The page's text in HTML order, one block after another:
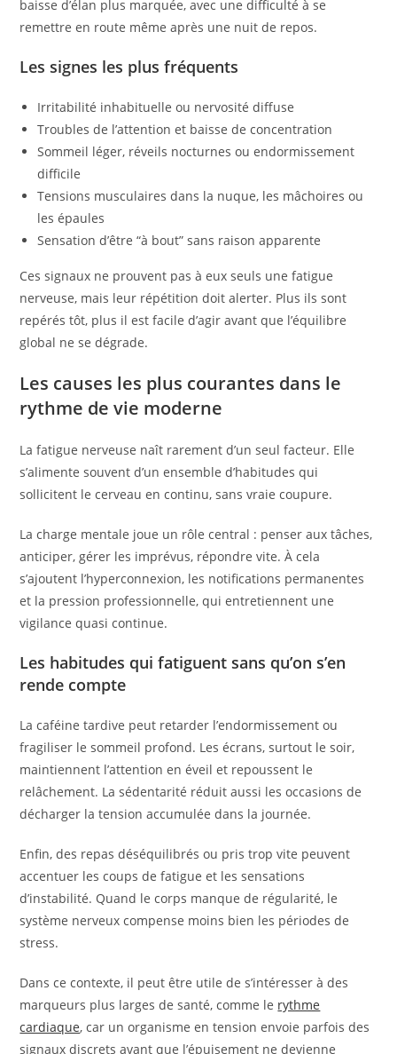
baisse d’élan plus marquée, avec une difficulté à se
remettre en route même après une nuit de repos.
Les signes les plus fréquents
Irritabilité inhabituelle ou nervosité diffuse
Troubles de l’attention et baisse de concentration
Sommeil léger, réveils nocturnes ou endormissement
difficile
Tensions musculaires dans la nuque, les mâchoires ou
les épaules
Sensation d’être “à bout” sans raison apparente
Ces signaux ne prouvent pas à eux seuls une fatigue
nerveuse, mais leur répétition doit alerter. Plus ils sont
repérés tôt, plus il est facile d’agir avant que l’équilibre
global ne se dégrade.
Les causes les plus courantes dans le
rythme de vie moderne
La fatigue nerveuse naît rarement d’un seul facteur. Elle
s’alimente souvent d’un ensemble d’habitudes qui
sollicitent le cerveau en continu, sans vraie coupure.
La charge mentale joue un rôle central : penser aux tâches,
anticiper, gérer les imprévus, répondre vite. À cela
s’ajoutent l’hyperconnexion, les notifications permanentes
et la pression professionnelle, qui entretiennent une
vigilance quasi continue.
Les habitudes qui fatiguent sans qu’on s’en
rende compte
La caféine tardive peut retarder l’endormissement ou
fragiliser le sommeil profond. Les écrans, surtout le soir,
maintiennent l’attention en éveil et repoussent le
relâchement. La sédentarité réduit aussi les occasions de
décharger la tension accumulée dans la journée.
Enfin, des repas déséquilibrés ou pris trop vite peuvent
accentuer les coups de fatigue et les sensations
d’instabilité. Quand le corps manque de régularité, le
système nerveux compense moins bien les périodes de
stress.
Dans ce contexte, il peut être utile de s’intéresser à des
marqueurs plus larges de santé, comme le rythme
cardiaque, car un organisme en tension envoie parfois des
signaux discrets avant que l’épuisement ne devienne